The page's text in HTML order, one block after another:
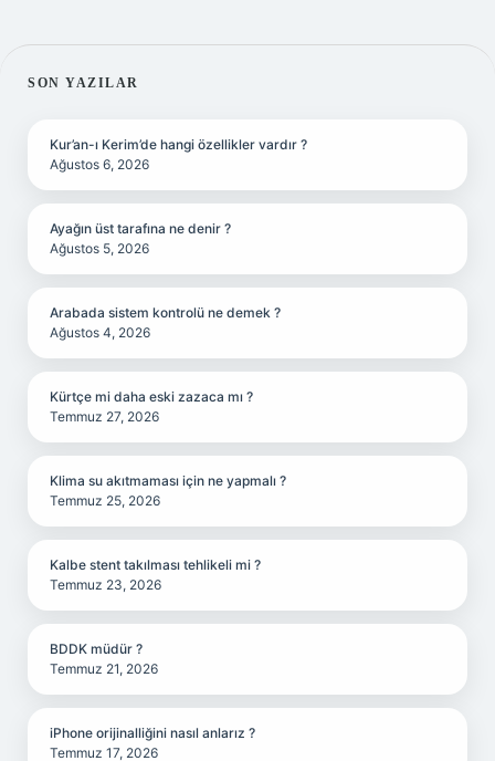
SIDEBAR
SON YAZILAR
Kur’an-ı Kerim’de hangi özellikler vardır ?
Ağustos 6, 2026
Ayağın üst tarafına ne denir ?
Ağustos 5, 2026
Arabada sistem kontrolü ne demek ?
Ağustos 4, 2026
Kürtçe mi daha eski zazaca mı ?
Temmuz 27, 2026
Klima su akıtmaması için ne yapmalı ?
Temmuz 25, 2026
Kalbe stent takılması tehlikeli mi ?
Temmuz 23, 2026
BDDK müdür ?
Temmuz 21, 2026
iPhone orijinalliğini nasıl anlarız ?
Temmuz 17, 2026